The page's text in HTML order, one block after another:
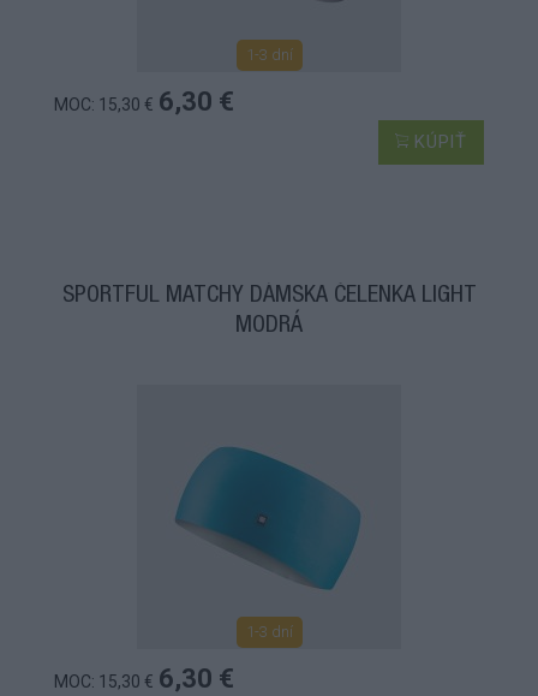
1-3 dní
MOC: 15,30 € 6,30 €
KÚPIŤ
SPORTFUL MATCHY DÁMSKA ČELENKA LIGHT
MODRÁ
1-3 dní
MOC: 15,30 € 6,30 €